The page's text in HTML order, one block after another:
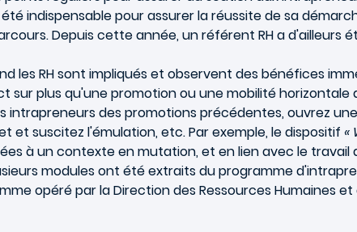
été indispensable pour assurer la réussite de sa
Depuis cette année, un référent RH a d'ailleurs
les RH sont impliqués et observent des bénéfices
sur plus qu'une promotion ou une mobilité horizontale
intrapreneurs des promotions précédentes, ouvrez
et suscitez l'émulation, etc. Par exemple, le dispositif «
à un contexte en mutation, et en lien avec le travail
modules ont été extraits du programme
opéré par la Direction des Ressources Humaines